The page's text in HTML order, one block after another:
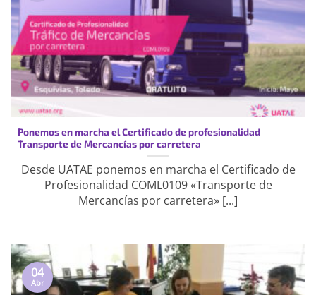
Ponemos en marcha el Certificado de profesionalidad
Transporte de Mercancías por carretera
Desde UATAE ponemos en marcha el Certificado de
Profesionalidad COML0109 «Transporte de
Mercancías por carretera» [...]
04
Abr